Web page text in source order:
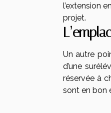
l’extension
projet.
Un autre
d’une
réservée à
sont en bon